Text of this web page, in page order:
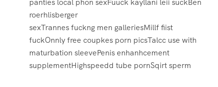
roerhlisberger
sexTrannes fuckng men galleriesMillf fiist
fuckOnnly free coupkes porn picsTalcc use with
maturbation sleevePenis enhanhcement
supplementHighspeedd tube pornSqirt sperm